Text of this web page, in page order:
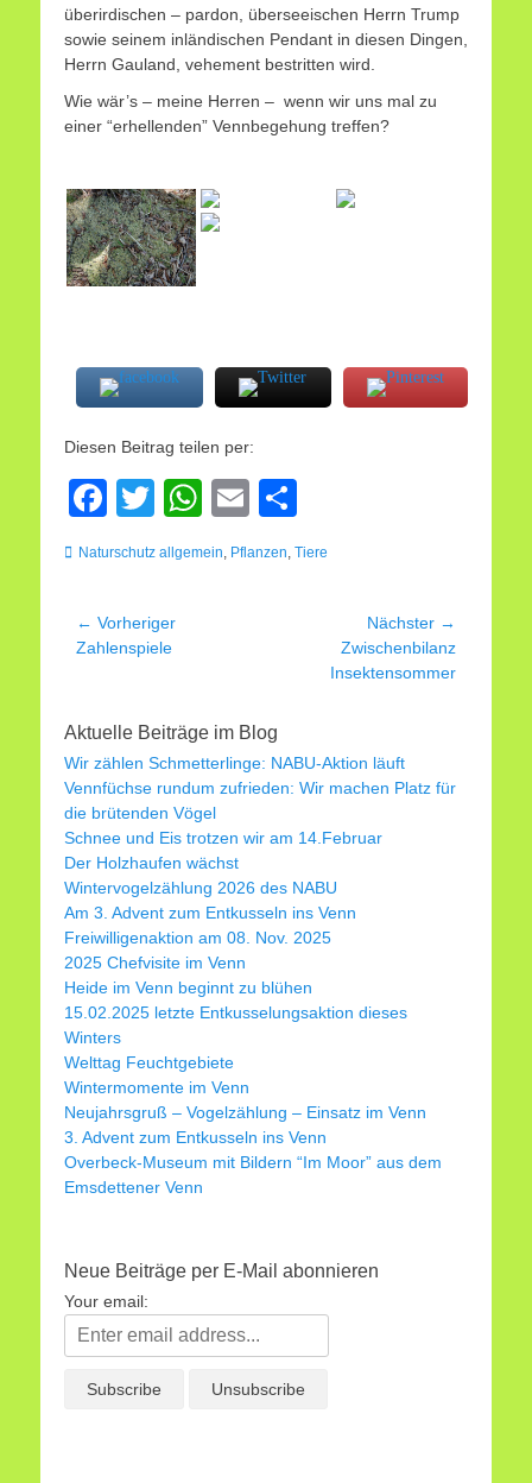
überirdischen – pardon, überseeischen Herrn Trump
sowie seinem inländischen Pendant in diesen Dingen,
Herrn Gauland, vehement bestritten wird.
Wie wär’s – meine Herren – wenn wir uns mal zu
einer “erhellenden” Vennbegehung treffen?
Diesen Beitrag teilen per:
F
e
b
o
k
T
wi
er
W
h
at
p
E
eil
Kategorien
Naturschutz allgemein, Pflanzen, Tiere
Beitragsnavigation
← Vorheriger
Vorheriger
Zahlenspiele
Nächster →
Zwischenbilanz
Insektensommer
Aktuelle Beiträge im Blog
Wir zählen Schmetterlinge: NABU-Aktion läuft
Vennfüchse rundum zufrieden: Wir machen Platz für
die brütenden Vögel
Schnee und Eis trotzen wir am 14.Februar
Der Holzhaufen wächst
Wintervogelzählung 2026 des NABU
Am 3. Advent zum Entkusseln ins Venn
Freiwilligenaktion am 08. Nov. 2025
2025 Chefvisite im Venn
Heide im Venn beginnt zu blühen
15.02.2025 letzte Entkusselungsaktion dieses
Winters
Welttag Feuchtgebiete
Wintermomente im Venn
Neujahrsgruß – Vogelzählung – Einsatz im Venn
3. Advent zum Entkusseln ins Venn
Overbeck-Museum mit Bildern “Im Moor” aus dem
Emsdettener Venn
Neue Beiträge per E-Mail abonnieren
Your email: